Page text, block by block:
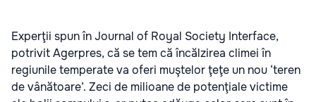
Experţii spun în Journal of Royal Society Interface,
potrivit Agerpres, că se tem că încălzirea climei în
regiunile temperate va oferi muştelor ţeţe un nou ‘teren
de vânătoare’. Zeci de milioane de potenţiale victime